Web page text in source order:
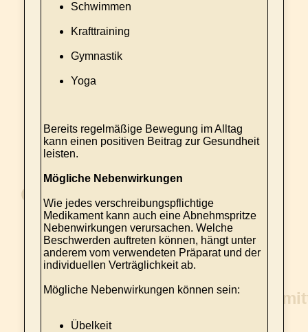
Schwimmen
Krafttraining
Gymnastik
Yoga
Bereits regelmäßige Bewegung im Alltag
kann einen positiven Beitrag zur Gesundheit
leisten.
Mögliche Nebenwirkungen
Wie jedes verschreibungspflichtige
Medikament kann auch eine Abnehmspritze
Nebenwirkungen verursachen. Welche
Beschwerden auftreten können, hängt unter
anderem vom verwendeten Präparat und der
individuellen Verträglichkeit ab.
Mögliche Nebenwirkungen können sein:
Übelkeit